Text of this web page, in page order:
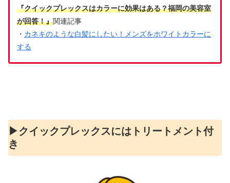
『クイックプレックスはカラーに効果はある？福岡の美容室
が回答！』関連記事
・ カネキのような白髪にしたい！メンズをホワイトカラーに
する
▶︎クイックプレックスにはトリートメント付
き